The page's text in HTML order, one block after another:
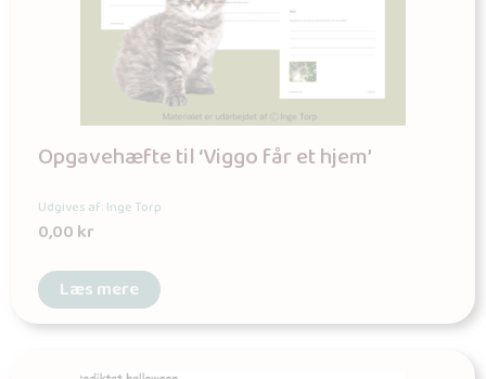
Opgavehæfte til ‘Viggo får et hjem’
Udgives af: Inge Torp
0,00kr
Læs mere